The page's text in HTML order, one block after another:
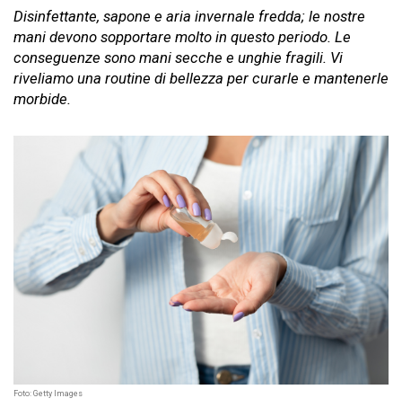
Disinfettante, sapone e aria invernale fredda; le nostre
mani devono sopportare molto in questo periodo. Le
conseguenze sono mani secche e unghie fragili. Vi
riveliamo una routine di bellezza per curarle e mantenerle
morbide.
Foto: Getty Images